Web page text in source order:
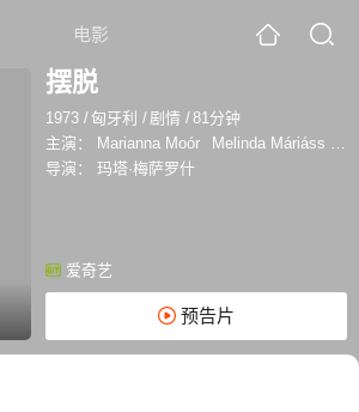
电影
摆脱
1973 / 匈牙利 /剧情 /81分钟
主演：
Marianna Moór Melinda Máriáss
导演：
玛塔·梅萨罗什
爱奇艺
预告片